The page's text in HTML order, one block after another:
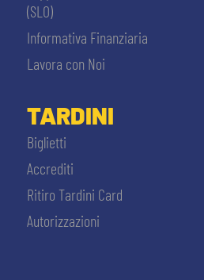
(SLO)
Informativa Finanziaria
Lavora con Noi
TARDINI
Biglietti
Accrediti
Ritiro Tardini Card
Autorizzazioni